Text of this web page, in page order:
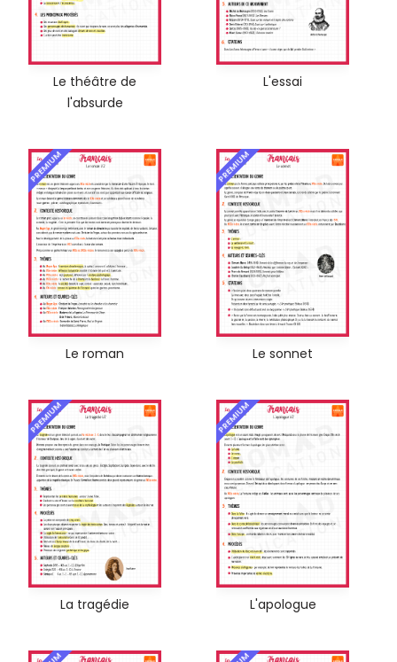
Le théâtre de
l'absurde
L'essai
PREMIUM
Le roman
PREMIUM
Le sonnet
PREMIUM
La tragédie
PREMIUM
L'apologue